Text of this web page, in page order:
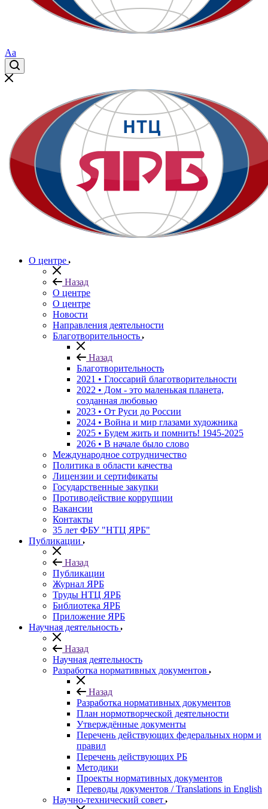
Aa
О центре
Назад
О центре
О центре
Новости
Направления деятельности
Благотворительность
Назад
Благотворительность
2021 • Глоссарий благотворительности
2022 • Дом - это маленькая планета,
созданная любовью
2023 • От Руси до России
2024 • Война и мир глазами художника
2025 • Будем жить и помнить! 1945-2025
2026 • В начале было слово
Международное сотрудничество
Политика в области качества
Лицензии и сертификаты
Государственные закупки
Противодействие коррупции
Вакансии
Контакты
35 лет ФБУ "НТЦ ЯРБ"
Публикации
Назад
Публикации
Журнал ЯРБ
Труды НТЦ ЯРБ
Библиотека ЯРБ
Приложение ЯРБ
Научная деятельность
Назад
Научная деятельность
Разработка нормативных документов
Назад
Разработка нормативных документов
План нормотворческой деятельности
Утверждённые документы
Перечень действующих федеральных норм и
правил
Перечень действующих РБ
Методики
Проекты нормативных документов
Переводы документов / Translations in English
Научно-технический совет